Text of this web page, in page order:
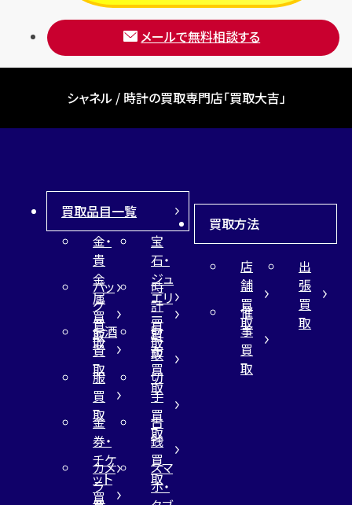
メールで無料相談する
シャネル / 時計の買取専門店「買取大吉」
買取品目一覧
金・
貴
金
属
買
取
宝
石・
ジュ
エリ
ー
買
取
バッ
グ
買
取
時
計
買
取
お酒
買
取
財
布
買
取
服
買
取
切
手
買
取
金
券・
チケ
ット
買
古
銭
買
取
カメ
ラ
スマ
ホ・
買取方法
店
舗
買
取
出
張
買
取
催
事
買
取